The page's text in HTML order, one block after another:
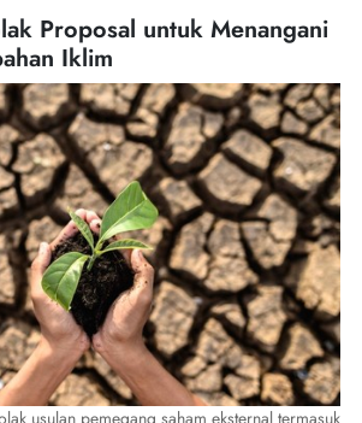
Proposal untuk Menangani
Iklim
usulan pemegang saham eksternal termasuk